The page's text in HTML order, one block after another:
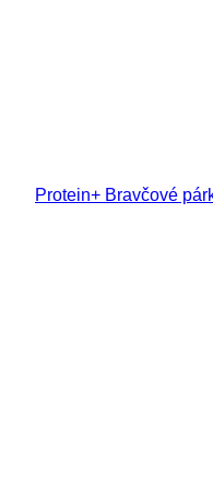
Protein+ Bravčové